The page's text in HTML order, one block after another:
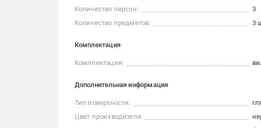
Количество персон:
3
Количество предметов:
3
Комплектация
Комплектация:
Дополнительная информация
Тип поверхности:
Цвет производителя: